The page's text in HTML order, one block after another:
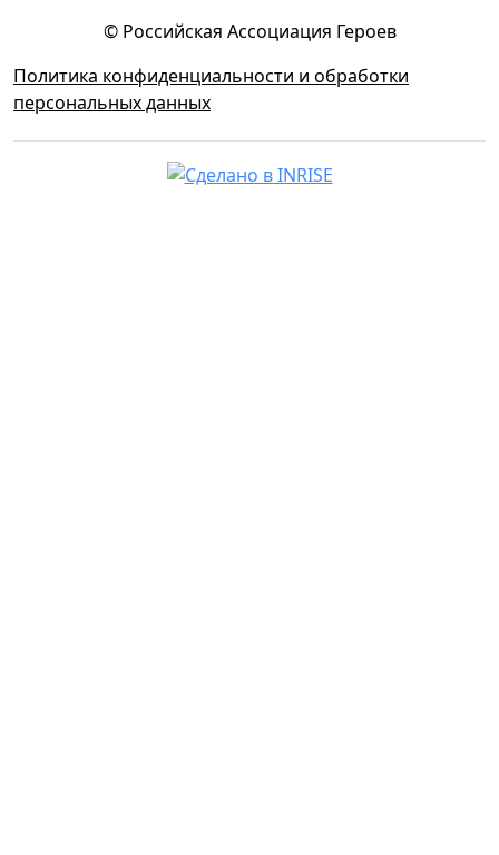
© Российская Ассоциация Героев
Политика конфиденциальности и обработки
персональных данных